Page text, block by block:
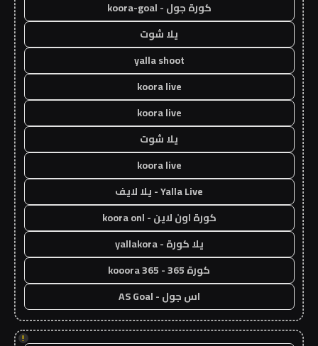
كورة جول - koora-goal
يلا شوت
yalla shoot
koora live
koora live
يلا شوت
koora live
Yalla Live - يلا لايف
كورة اون لاين - koora onl
يلا كورة - yallakora
كورة 365 - kooora 365
اس جول - AS Goal
!